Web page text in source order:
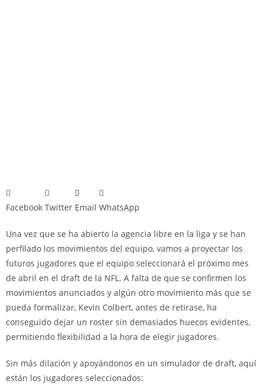
Facebook Twitter Email WhatsApp
Una vez que se ha abierto la agencia libre en la liga y se han
perfilado los movimientos del equipo, vamos a proyectar los
futuros jugadores que el equipo seleccionará el próximo mes
de abril en el draft de la NFL. A falta de que se confirmen los
movimientos anunciados y algún otro movimiento más que se
pueda formalizar, Kevin Colbert, antes de retirase, ha
conseguido dejar un roster sin demasiados huecos evidentes,
permitiendo flexibilidad a la hora de elegir jugadores.
Sin más dilación y apoyándonos en un simulador de draft, aquí
están los jugadores seleccionados: